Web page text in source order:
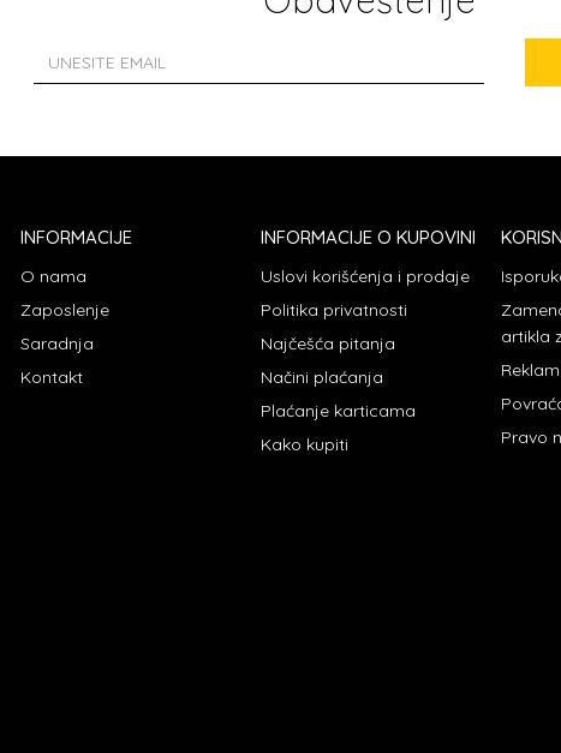
INFORMACIJE
O nama
Zaposlenje
Saradnja
Kontakt
INFORMACIJE O KUPOVINI
Uslovi korišćenja i prodaje
Politika privatnosti
Najčešća pitanja
Načini plaćanja
Plaćanje karticama
Kako kupiti
artikla
Pravo